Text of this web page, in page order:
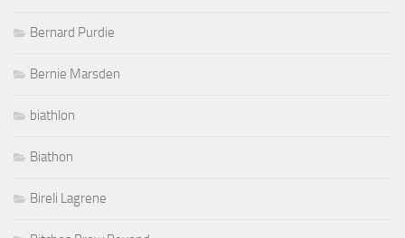
Bernard Purdie
Bernie Marsden
biathlon
Biathon
Bireli Lagrene